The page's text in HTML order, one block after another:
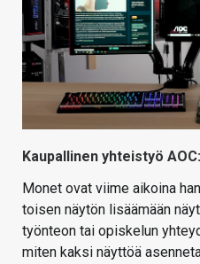
HAKU
Kaupallinen yhteistyö
Monet ovat viime aikoina
toisen näytön lisäämään
työnteon tai opiskelun
miten kaksi näyttöä